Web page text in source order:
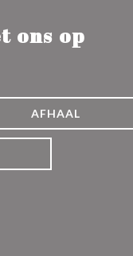
ons op
AFHAAL